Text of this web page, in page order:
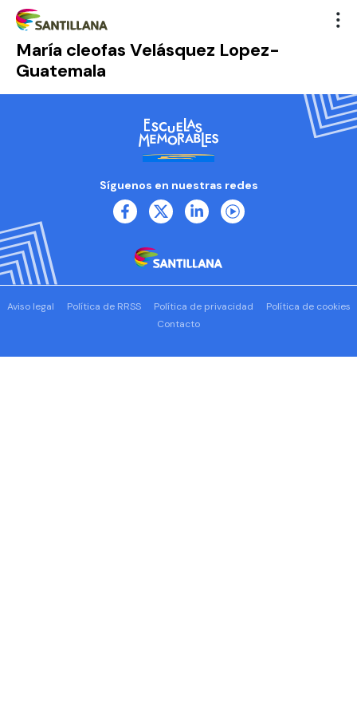
María cleofas Velásquez Lopez-
Guatemala
Síguenos en nuestras redes
Aviso legal Política de RRSS Política de privacidad
Política de cookies
Contacto